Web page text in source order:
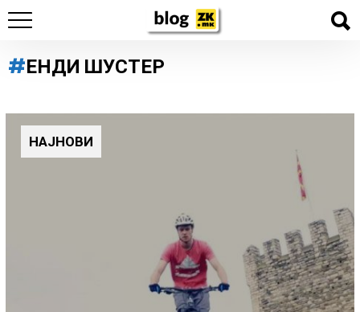
ЕНДИ ШУСТЕР
НАЈНОВИ